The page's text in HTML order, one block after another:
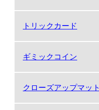
トリックカード
ギミックコイン
クローズアップマット